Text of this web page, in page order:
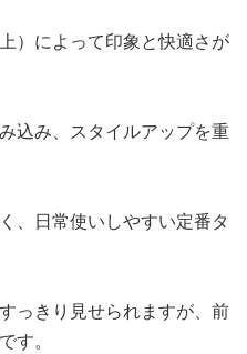
上）によって印象と快適さが
込み、スタイルアップを重
、日常使いしやすい定番タ
っきり見せられますが、前
す。